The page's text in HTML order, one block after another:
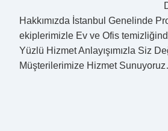
Dolu Ev
Hakkımızda İstanbul Genelinde
ekiplerimizle Ev ve Ofis
Yüzlü Hizmet Anlayışımızla Siz
Müşterilerimize Hizmet